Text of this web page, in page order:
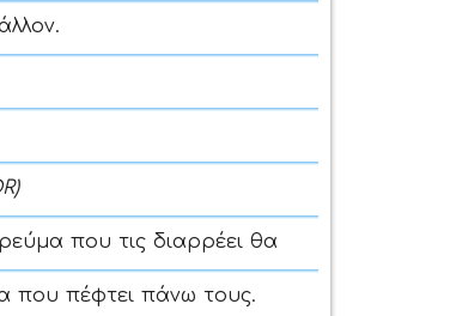
που τις διαρρέει θα
που πέφτει πάνω τους.